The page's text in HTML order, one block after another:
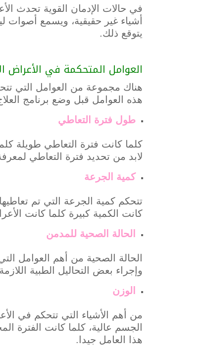
في حالات الإدمان القوية تحدث
أشياء غير حقيقية، ويسمع
يتوقع ذلك.
العوامل المتحكمة في الأعراض
هناك مجموعة من العوامل التي
هذه العوامل قبل وضع برنامج
طول فترة التعاطي
كلما كانت فترة التعاطي طويلة
لابد من تحديد فترة التعاطي
كمية الجرعة
تتحكم كمية الجرعة التي تم
كانت الكمية كبيرة كلما كانت
الحالة الصحية للمدمن
الحالة الصحية من أهم العوامل
وإجراء بعض التحاليل الطبية
الوزن
من أهم الأشياء التي تتحكم في
الجسم عالية، كلما كانت الفترة
هذا العامل جيدا.